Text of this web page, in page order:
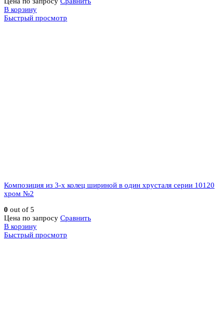
В корзину
Быстрый просмотр
Композиция из 3-х колец шириной в один хрусталя серии 10120
хром №2
0 out of 5
Цена по запросу Сравнить
В корзину
Быстрый просмотр